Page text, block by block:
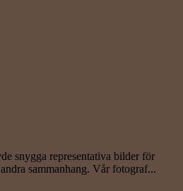
snygga representativa bilder för
sammanhang. Vår fotograf...